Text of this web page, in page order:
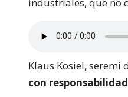
Klaus Kosiel,
con responsabilidad